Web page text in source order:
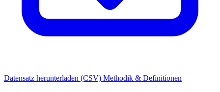
Datensatz herunterladen (CSV) Methodik & Definitionen